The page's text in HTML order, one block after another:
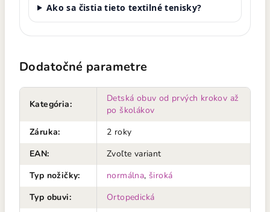
Ako sa čistia tieto textilné tenisky?
Dodatočné parametre
Kategória:
Detská obuv od prvých krokov až
po školákov
Záruka:
2 roky
EAN:
Zvoľte variant
Typ nožičky: normálna, široká
Typ obuvi:
Ortopedická